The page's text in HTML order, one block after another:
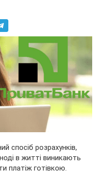
спосіб розрахунків,
в житті виникають
платіж готівкою.